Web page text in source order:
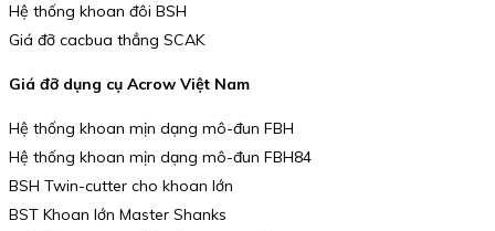
Hệ thống khoan đôi BSH
Giá đỡ cacbua thẳng SCAK
Giá đỡ dụng cụ Acrow Việt Nam
Hệ thống khoan mịn dạng mô-đun FBH
Hệ thống khoan mịn dạng mô-đun FBH84
BSH Twin-cutter cho khoan lớn
BST Khoan lớn Master Shanks